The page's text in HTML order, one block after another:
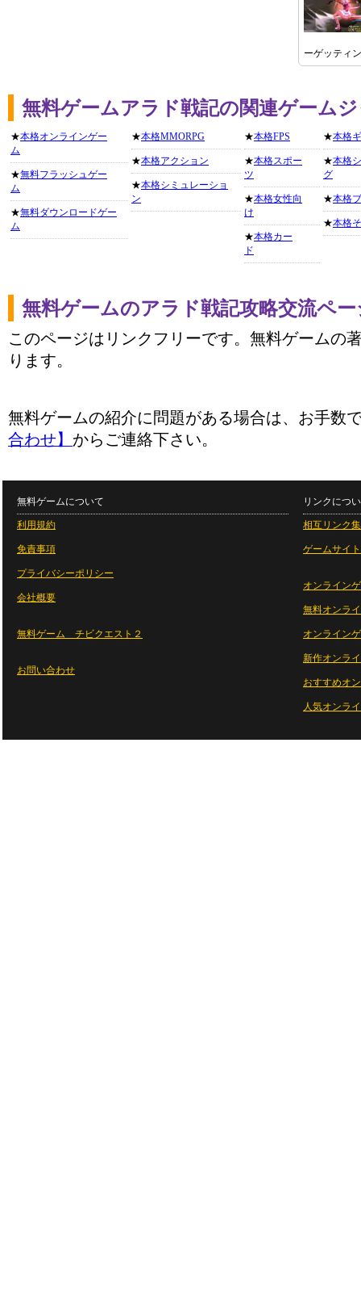
ーゲッティ
無料ゲームアラド戦記の関連ゲーム
★本格オンラインゲー
ム
★無料フラッシュゲー
ム
★無料ダウンロードゲー
ム
★本格MMORPG
★本格アクション
★本格シミュレーショ
ン
★本格FPS
★本格スポー
ツ
★本格女性向
け
★本格カー
ド
★本格
★本格
グ
★本格
★本格
無料ゲームのアラド戦記攻略交流ペ
このページはリンクフリーです。無料ゲームの
ります。
無料ゲームの紹介に問題がある場合は、お手数
合わせ】 からご連絡下さい。
無料ゲームについて
利用規約
免責事項
プライバシーポリシー
会社概要
無料ゲーム チビクエスト２
お問い合わせ
リンクにつ
相互リンク集
ゲームサイ
オンライン
無料オンラ
オンライン
新作オンラ
おすすめオ
人気オンラ